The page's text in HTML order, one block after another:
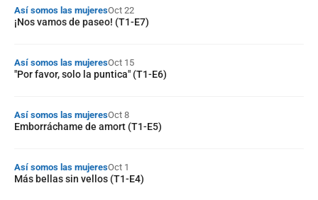
Así somos las mujeresOct 22
¡Nos vamos de paseo! (T1-E7)
Así somos las mujeresOct 15
"Por favor, solo la puntica" (T1-E6)
Así somos las mujeresOct 8
Emborráchame de amort (T1-E5)
Así somos las mujeresOct 1
Más bellas sin vellos (T1-E4)